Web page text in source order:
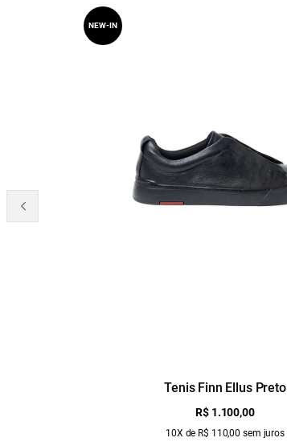
Tenis Finn Ellus Preto
R$ 1.100,00
10X de R$ 110,00 sem juros
NEW-IN